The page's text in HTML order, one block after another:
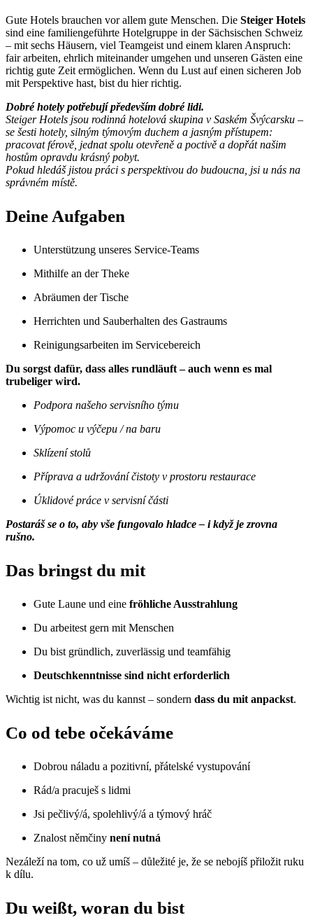
Gute Hotels brauchen vor allem gute Menschen. Die Steiger Hotels
sind eine familiengeführte Hotelgruppe in der Sächsischen Schweiz
– mit sechs Häusern, viel Teamgeist und einem klaren Anspruch:
fair arbeiten, ehrlich miteinander umgehen und unseren Gästen eine
richtig gute Zeit ermöglichen. Wenn du Lust auf einen sicheren Job
mit Perspektive hast, bist du hier richtig.
Dobré hotely potřebují především dobré lidi.
Steiger Hotels jsou rodinná hotelová skupina v Saském Švýcarsku –
se šesti hotely, silným týmovým duchem a jasným přístupem:
pracovat férově, jednat spolu otevřeně a poctivě a dopřát našim
hostům opravdu krásný pobyt.
Pokud hledáš jistou práci s perspektivou do budoucna, jsi u nás na
správném místě.
Deine Aufgaben
Unterstützung unseres Service-Teams
Mithilfe an der Theke
Abräumen der Tische
Herrichten und Sauberhalten des Gastraums
Reinigungsarbeiten im Servicebereich
Du sorgst dafür, dass alles rundläuft – auch wenn es mal
trubeliger wird.
Podpora našeho servisního týmu
Výpomoc u výčepu / na baru
Sklízení stolů
Příprava a udržování čistoty v prostoru restaurace
Úklidové práce v servisní části
Postaráš se o to, aby vše fungovalo hladce – i když je zrovna
rušno.
Das bringst du mit
Gute Laune und eine fröhliche Ausstrahlung
Du arbeitest gern mit Menschen
Du bist gründlich, zuverlässig und teamfähig
Deutschkenntnisse sind nicht erforderlich
Wichtig ist nicht, was du kannst – sondern dass du mit anpackst.
Co od tebe očekáváme
Dobrou náladu a pozitivní, přátelské vystupování
Rád/a pracuješ s lidmi
Jsi pečlivý/á, spolehlivý/á a týmový hráč
Znalost němčiny není nutná
Nezáleží na tom, co už umíš – důležité je, že se nebojíš přiložit ruku
k dílu.
Du weißt, woran du bist